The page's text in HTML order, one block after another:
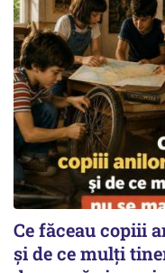
Ce făceau copiii
și de ce mulți